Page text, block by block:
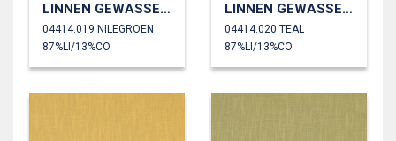
LINNEN GEWASSEN 230 GM2
04414.019 NILEGROEN
87%LI/13%CO
LINNEN GEWASSEN 230 GM2
04414.020 TEAL
87%LI/13%CO